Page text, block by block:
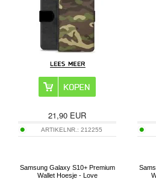
21,90 EUR
ARTIKELNR.:212255
Samsung Galaxy S10+ Premium
Wallet Hoesje - Love